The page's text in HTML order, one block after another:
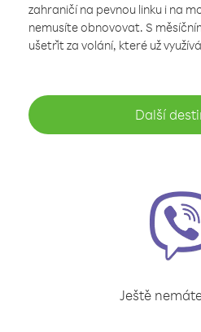
zahraničí na pevnou linku i na
nemusíte obnovovat. S
ušetřit za volání, které už
Další
Ještě